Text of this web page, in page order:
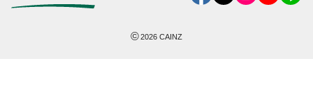
©2026 CAINZ